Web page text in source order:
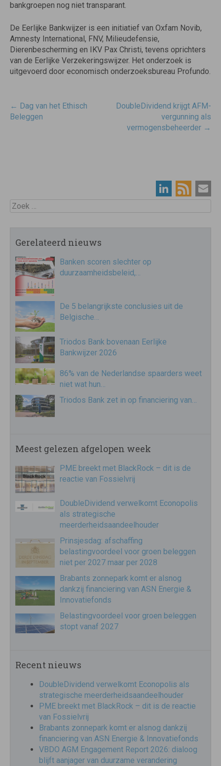
bankgroepen nog niet transparant.
De Eerlijke Bankwijzer is een initiatief van Oxfam Novib,
Amnesty International, FNV, Milieudefensie,
Dierenbescherming en IKV Pax Christi, tevens oprichters
van de Eerlijke Verzekeringswijzer. Het onderzoek is
uitgevoerd door economisch onderzoeksbureau Profundo.
Post
navigatie
← Dag van het Ethisch
Beleggen
DoubleDividend krijgt AFM-
vergunning als
vermogensbeheerder →
Zoek
Gerelateerd nieuws
Banken scoren slechter op
duurzaamheidsbeleid,…
De 5 belangrijkste conclusies uit de
Belgische…
Triodos Bank bovenaan Eerlijke
Bankwijzer 2026
86% van de Nederlandse spaarders weet
niet wat hun…
Triodos Bank zet in op financiering van…
Meest gelezen afgelopen week
PME breekt met BlackRock – dit is de
reactie van Fossielvrij
DoubleDividend verwelkomt Econopolis
als strategische
meerderheidsaandeelhouder
Prinsjesdag: afschaffing
belastingvoordeel voor groen beleggen
niet per 2027 maar per 2028
Brabants zonnepark komt er alsnog
dankzij financiering van ASN Energie &
Innovatiefonds
Belastingvoordeel voor groen beleggen
stopt vanaf 2027
Recent nieuws
DoubleDividend verwelkomt Econopolis als
strategische meerderheidsaandeelhouder
PME breekt met BlackRock – dit is de reactie
van Fossielvrij
Brabants zonnepark komt er alsnog dankzij
financiering van ASN Energie & Innovatiefonds
VBDO AGM Engagement Report 2026: dialoog
blijft aanjager van duurzame verandering